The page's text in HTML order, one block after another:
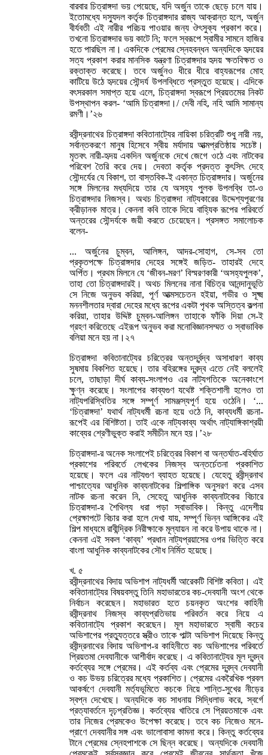
বারবার চিত্রাঙ্গদা ভয় পেয়েছে, যদি অর্জুন তাকে ছেড়ে চলে যায়।
ইতোমধ্যে দস্যুদল কর্তৃক চিত্রাঙ্গদার রাজ্য আক্রান্ত হলে, অর্জুন
বীর্যবতী এই নারীর পরিচয় পাওয়ার জন্য ঔৎসুক্য প্রকাশ করে।
তখনো চিত্রাঙ্গদার ভয় কাটে নি; ফলে স্বরূপে স্বামীর সামনে হাজির
হতে পারছিল না। একদিকে প্রেমের স্নেহবন্ধন অন্যদিকে হৃদয়ের
সত্য প্রকাশ করার মানসিক যন্ত্রণা চিত্রাঙ্গদার হৃদয় ক্ষতবিক্ষত ও
রক্তাক্ত করেছে। তবে অর্জুনও ধীরে ধীরে বাহ্যরূপের মোহ
কাটিয়ে উঠে হৃদয়ের সৌন্দর্য উপলব্ধিতে প্রস্তুত হয়েছে। এদিকে
বৎসরকাল সমাপ্ত হয়ে এলে, চিত্রাঙ্গদা স্বরূপে প্রিয়তমের নিকট
উপস্থাপন করল- ‘আমি চিত্রাঙ্গদা।/ দেবী নহি, নহি আমি সামান্য
রমণী।’২৬
রবীন্দ্রনাথের চিত্রাঙ্গদা কবিতানাট্যের নায়িকা চরিত্রটি শুধু নারী নয়,
সর্বান্তকরণে মানুষ হিসেবে স্বীয় মর্যাদায় আত্মপ্রতিষ্ঠায় সচেষ্ট।
মৃতবৎ নারী-হৃদয় একদিন অর্জুনকে দেখে জেগে ওঠে এবং নাটকের
পরিবেশ তৈরি করে দেয়। দেবতা কর্তৃক প্রদত্ত কুৎসিৎ দেহে
সৌন্দর্যের যে বিকাশ, তা বাস্তবিক-ই একান্ত চিত্রাঙ্গদার। অর্জুনের
সঙ্গে মিলনের মধ্যদিয়ে তার যে অসহ্য পুলক উপলব্ধি তা-ও
চিত্রাঙ্গদার নিজস্ব। অথচ চিত্রাঙ্গদা নাট্যকারের উদ্দেশ্যপূরণের
ক্রীড়ানক মাত্র। কেননা কবি তাকে দিয়ে বাহ্যিক রূপের পরিবর্তে
অন্তরের সৌন্দর্যকে জয়ী করতে চেয়েছেন। প্রসঙ্গত সমালোচক
বলেন-
... অর্জুনের চুম্বন, আলিঙ্গন, আদর-সোহাগ, সে-সব তো
প্রকৃতপক্ষে চিত্রাঙ্গদার দেহের সঙ্গেই জড়িত- তাহারই দেহে
অর্পিত। প্রথম মিলনে যে ‘জীবন-মরণ’ বিস্মরণকারী ‘অসহ্যপুলক’,
তাহা তো চিত্রাঙ্গদারই। অথচ মিলনের নানা বিচিত্র আনন্দানুভূতি
সে নিজে অনুভব করিয়া, পূর্ণ আত্মসচেতন হইয়া, গভীর ও সূক্ষ্ম
মননশীলতার দ্বারা দেহের মধ্যে রূপের একটা পৃথক অস্তিত্ব কল্পনা
করিয়া, তাহার উদ্দিষ্ট চুম্বন-আলিঙ্গন তাহাকে ফাঁকি দিয়া সে-ই
গ্রহণ করিতেছে এইরূপ অনুভব করা মনোবিজ্ঞানসম্মত ও স্বাভাবিক
বলিয়া মনে হয় না।২৭
চিত্রাঙ্গদা কবিতানাট্যের চরিত্রের অন্তর্দ্বন্দ্ব অসাধারণ কাব্য
সুষমায় বিকশিত হয়েছে। তার বহিরঙ্গের দ্বন্দ্ব এতে নেই বললেই
চলে, তাছাড়া দীর্ঘ কাব্য-সংলাপও এর নাট্যগতিকে অনেকাংশে
ক্ষুণ্ন করেছে। সংলাপের কাব্যগুণ যথেষ্ট শক্তিশালী হলেও তা
নাট্যপরিস্থিতির সঙ্গে সম্পূর্ণ সামঞ্জস্যপূর্ণ হয়ে ওঠেনি। ‘...
‘চিত্রাঙ্গদা’ যথার্থ নাট্যধর্মী রচনা হয়ে ওঠে নি, কাব্যধর্মী রচনা-
রূপেই এর বিশিষ্টতা। তাই একে নাট্যকাব্য অর্থাৎ নাট্যাঙ্গিকাশ্রয়ী
কাব্যের শ্রেণীভুক্ত করাই সমীচীন মনে হয়।’২৮
চিত্রাঙ্গদা-র অনেক সংলাপেই চরিত্রের বিকাশ বা অন্তর্ঘাত-বহির্ঘাত
প্রকাশের পরিবর্তে লেখকের নিজস্ব অন্তর্চেতনা প্রকাশিত
হয়েছে। ফলে এর নাট্যগুণ ব্যাহত হয়েছে। যেহেতু রবীন্দ্রনাথ
পাশ্চাত্যের আধুনিক কাব্যনাটকের শিল্পাঙ্গিক অনুসরণ করে এসব
নাটক রচনা করেন নি, সেহেতু আধুনিক কাব্যনাটকের বিচারে
চিত্রাঙ্গদা-র শৈথিল্য ধরা পড়া স্বাভাবিক। কিন্তু এদেশীয়
প্রেক্ষাপটে বিচার করা হলে দেখা যায়, সম্পূর্ণ ভিন্ন আঙ্গিকের এই
শিল্প মাধ্যমে রাবীন্দ্রিক নিরীক্ষাকে মূল্যায়ন না করে উপায় থাকে না।
কেননা এই সকল ‘কাব্য’ প্রধান নাট্যপ্রয়াসের ওপর ভিত্তি করে
বাংলা আধুনিক কাব্যনাটকের সৌধ নির্মিত হয়েছে।
খ. ৫
রবীন্দ্রনাথের বিদায় অভিশাপ নাট্যধর্মী আরেকটি বিশিষ্ট কবিতা। এই
কবিতানাট্যের বিষয়বস্তু তিনি মহাভারতের কচ-দেবযানী অংশ থেকে
নির্বাচন করেছেন। মহাভারত হতে চয়নকৃত অংশের কাহিনী
রবীন্দ্রনাথ নিজস্ব কাব্যপ্রতিভায় পরিবর্তন করে নিয়ে এ
কবিতানাট্যে প্রকাশ করেছেন। মূল মহাভারতে স্বামী কচের
অভিশাপের প্রত্যুত্তরে স্ত্রীও তাকে পাল্টা অভিশাপ দিয়েছে কিন্তু
রবীন্দ্রনাথের বিদায় অভিশাপ-র কাহিনীতে কচ অভিশাপের পরিবর্তে
প্রিয়তমা দেবযানীকে আশীর্বাদ করেছে। এ কবিতানাট্যের মূল দ্বন্দ্ব
কর্তব্যের সঙ্গে প্রেমের। এই কর্তব্য এবং প্রেমের দ্বন্দ্ব দেবযানী
ও কচ উভয় চরিত্রের মধ্যে প্রকাশিত। প্রেমের একরৈখিক প্রবল
আকর্ষণে দেবযানী মর্ত্যভূমিতে কচকে নিয়ে শান্তি-সুখের নীড়ের
স্বপ্ন দেখেছে। অন্যদিকে কচ সাধনায় সিদ্ধিলাভ করে, স্বর্গে
প্রত্যাবর্তনে দৃঢ়প্রতিজ্ঞ। কর্তব্যের খাতিরে সে প্রিয়তমাকে এবং
তার নিজের প্রেমকেও উপেক্ষা করেছে। তবে কচ নিজেও মনে-
প্রাণে দেবযানীর সঙ্গ এবং ভালোবাসা কামনা করে। কিন্তু কর্তব্যের
টানে প্রেমের স্নেহপাশকে সে ছিন্ন করেছে। অন্যদিকে দেবযানী